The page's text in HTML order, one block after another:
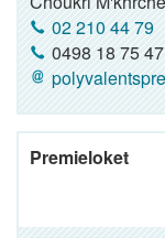
02 210 44 79
0498 18 75 47
Premieloket